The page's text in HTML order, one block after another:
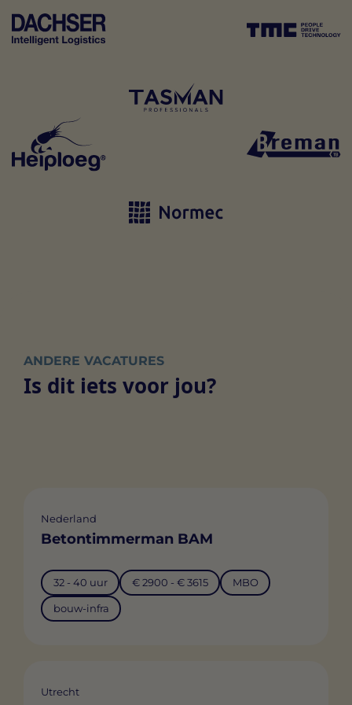
ANDERE VACATURES
Is dit iets voor jou?
Nederland
Betontimmerman BAM
32 - 40 uur € 2900 - € 3615 MBO
bouw-infra
Utrecht